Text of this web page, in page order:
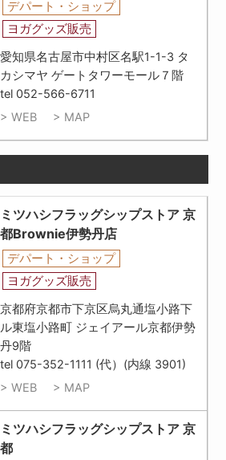
デパート・ショップ
ヨガグッズ販売
愛知県名古屋市中村区名駅1-1-3 タ
カシマヤ ゲートタワーモール７階
tel 052-566-6711
> WEB
> MAP
ミツハシフラッグシップストア 京
都Brownie伊勢丹店
デパート・ショップ
ヨガグッズ販売
京都府京都市下京区烏丸通塩小路下
ル東塩小路町 ジェイアール京都伊勢
丹9階
tel 075-352-1111 (代）(内線 3901)
> WEB
> MAP
ミツハシフラッグシップストア 京
都